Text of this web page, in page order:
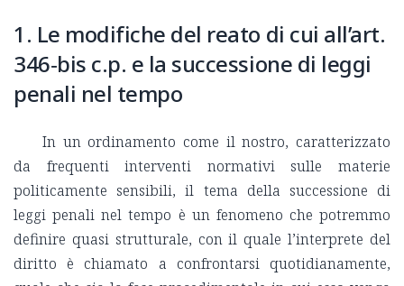
1. Le modifiche del reato di cui all’art.
346‑bis c.p. e la successione di leggi
penali nel tempo
In un ordinamento come il nostro, caratterizzato
da frequenti interventi normativi sulle materie
politicamente sensibili, il tema della successione di
leggi penali nel tempo è un fenomeno che potremmo
definire quasi strutturale, con il quale l’interprete del
diritto è chiamato a confrontarsi quotidianamente,